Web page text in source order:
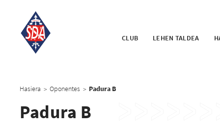
CLUB LEHEN TALDEA
Hasiera > Oponentes > Padura B
Padura B